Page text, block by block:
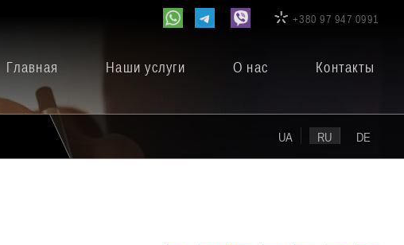
+380 97 947 0991
Главная Наши услуги О нас Контакты
UA RU DE